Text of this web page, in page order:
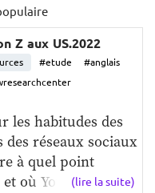
Z aux US.2022
#etude
#anglais
les habitudes des
des réseaux sociaux
à quel point
où Youtube et
(lire la suite)